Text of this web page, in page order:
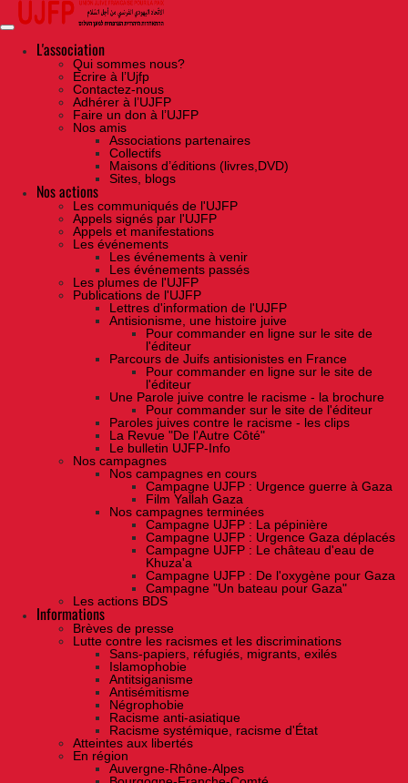
Skip
the
contentL'association
Qui sommes nous?
Ecrire à l’Ujfp
Contactez-nous
Adhérer à l’UJFP
Faire un don à l’UJFP
Nos amis
Associations partenaires
Collectifs
Maisons d’éditions (livres,DVD)
Sites, blogs
Nos actions
Les communiqués de l'UJFP
Appels signés par l'UJFP
Appels et manifestations
Les événements
Les événements à venir
Les événements passés
Les plumes de l'UJFP
Publications de l'UJFP
Lettres d'information de l'UJFP
Antisionisme, une histoire juive
Pour commander en ligne sur le site de
l'éditeur
Parcours de Juifs antisionistes en France
Pour commander en ligne sur le site de
l'éditeur
Une Parole juive contre le racisme - la brochure
Pour commander sur le site de l'éditeur
Paroles juives contre le racisme - les clips
La Revue "De l'Autre Côté"
Le bulletin UJFP-Info
Nos campagnes
Nos campagnes en cours
Campagne UJFP : Urgence guerre à Gaza
Film Yallah Gaza
Nos campagnes terminées
Campagne UJFP : La pépinière
Campagne UJFP : Urgence Gaza déplacés
Campagne UJFP : Le château d'eau de
Khuza'a
Campagne UJFP : De l'oxygène pour Gaza
Campagne "Un bateau pour Gaza"
Les actions BDS
Informations
Brèves de presse
Lutte contre les racismes et les discriminations
Sans-papiers, réfugiés, migrants, exilés
Islamophobie
Antitsiganisme
Antisémitisme
Négrophobie
Racisme anti-asiatique
Racisme systémique, racisme d'État
Atteintes aux libertés
En région
Auvergne-Rhône-Alpes